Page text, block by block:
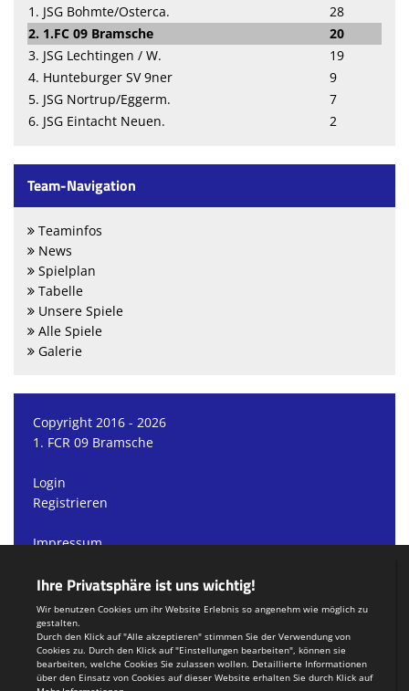
1. JSG Bohmte/Osterca.
28
2. 1.FC 09 Bramsche
20
3. JSG Lechtingen / W.
19
4. Hunteburger SV 9ner
9
5. JSG Nortrup/Eggerm.
7
6. JSG Eintacht Neuen.
2
Team-Navigation
Teaminfos
News
Spielplan
Tabelle
Unsere Spiele
Alle Spiele
Galerie
Copyright 2016 - 2026
1. FCR 09 Bramsche
Login
Registrieren
Impressum
Teamsports 2
Dein Sportverein online